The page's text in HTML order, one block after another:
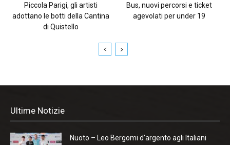
Piccola Parigi, gli artisti
adottano le botti della Cantina
di Quistello
Bus, nuovi percorsi e ticket
agevolati per under 19
Ultime Notizie
Nuoto – Leo Bergomi d’argento agli Italiani